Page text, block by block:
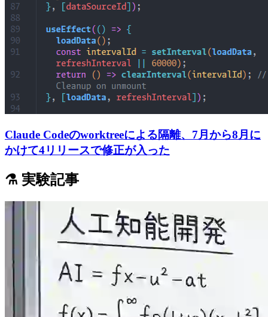
Claude Codeのworktreeによる隔離、7月から8月に
かけて4リリースで修正が入った
⚗️ 実験記事